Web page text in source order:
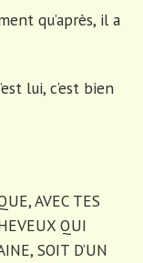
qu’après, il a
lui, c’est bien
AVEC TES
QUI
SOIT D’UN